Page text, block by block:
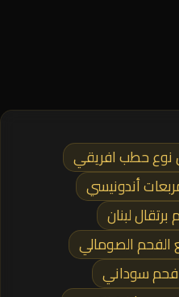
حطب افريقي
أندونيسي
لبنان
الفحم الصومالي
سوداني